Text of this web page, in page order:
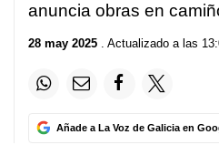
anuncia obras en
28 may 2025 . Actualizado a las
Añade a La Voz de Galicia en